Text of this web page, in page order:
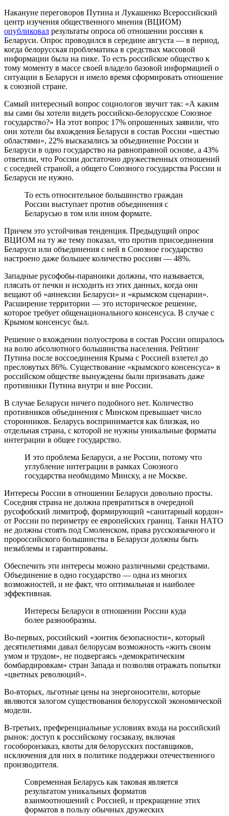
Накануне переговоров Путина и Лукашенко Всероссийский
центр изучения общественного мнения (ВЦИОМ)
опубликовал результаты опроса об отношении россиян к
Беларуси. Опрос проводился в середине августа — в период,
когда белорусская проблематика в средствах массовой
информации была на пике. То есть российское общество к
тому моменту в массе своей владело базовой информацией о
ситуации в Беларуси и имело время сформировать отношение
к союзной стране.
Самый интересный вопрос социологов звучит так: «А каким
вы сами бы хотели видеть российско-белорусское Союзное
государство?» На этот вопрос 17% опрошенных заявили, что
они хотели бы вхождения Беларуси в состав России «шестью
областями», 22% высказались за объединение России и
Беларуси в одно государство на равноправной основе, а 43%
ответили, что России достаточно дружественных отношений
с соседней страной, а общего Союзного государства России и
Беларуси не нужно.
То есть относительное большинство граждан
России выступает против объединения с
Беларусью в том или ином формате.
Причем это устойчивая тенденция. Предыдущий опрос
ВЦИОМ на ту же тему показал, что против присоединения
Беларуси или объединения с ней в Союзное государство
настроено даже большее количество россиян — 48%.
Западные русофобы-параноики должны, что называется,
плясать от печки и исходить из этих данных, когда они
вещают об «аннексии Беларуси» и «крымском сценарии».
Расширение территории — это историческое решение,
которое требует общенационального консенсуса. В случае с
Крымом консенсус был.
Решение о вхождении полуострова в состав России опиралось
на волю абсолютного большинства населения. Рейтинг
Путина после воссоединения Крыма с Россией взлетел до
пресловутых 86%. Существование «крымского консенсуса» в
российском обществе вынуждены были признавать даже
противники Путина внутри и вне России.
В случае Беларуси ничего подобного нет. Количество
противников объединения с Минском превышает число
сторонников. Беларусь воспринимается как близкая, но
отдельная страна, с которой не нужны уникальные форматы
интеграции в общее государство.
И это проблема Беларуси, а не России, потому что
углубление интеграции в рамках Союзного
государства необходимо Минску, а не Москве.
Интересы России в отношении Беларуси довольно просты.
Соседняя страна не должна превратиться в очередной
русофобский лимитроф, формирующий «санитарный кордон»
от России по периметру ее европейских границ. Танки НАТО
не должны стоять под Смоленском, права русскоязычного и
пророссийского большинства в Беларуси должны быть
незыблемы и гарантированы.
Обеспечить эти интересы можно различными средствами.
Объединение в одно государство — одна из многих
возможностей, и не факт, что оптимальная и наиболее
эффективная.
Интересы Беларуси в отношении России куда
более разнообразны.
Во-первых, российский «зонтик безопасности», который
десятилетиями давал белорусам возможность «жить своим
умом и трудом», не подвергаясь «демократическим
бомбардировкам» стран Запада и позволяя отражать попытки
«цветных революций».
Во-вторых, льготные цены на энергоносители, которые
являются залогом существования белорусской экономической
модели.
В-третьих, преференциальные условиях входа на российский
рынок: доступ к российскому госзаказу, включая
гособоронзаказ, квоты для белорусских поставщиков,
исключения для них в политике поддержки отечественного
производителя.
Современная Беларусь как таковая является
результатом уникальных форматов
взаимоотношений с Россией, и прекращение этих
форматов в пользу обычных дружеских